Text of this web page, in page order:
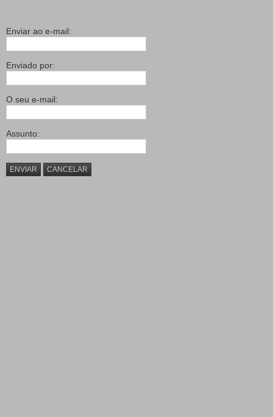
Enviar ao e-mail:
Enviado por:
O seu e-mail:
Assunto:
ENVIAR CANCELAR